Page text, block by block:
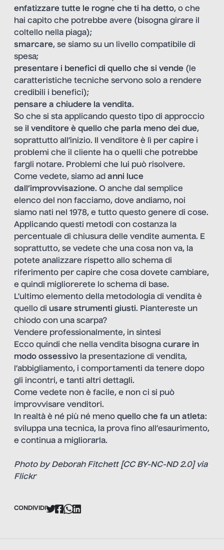
enfatizzare tutte le rogne che ti ha detto, o che
hai capito che potrebbe avere (bisogna girare il
coltello nella piaga);
smarcare, se siamo su un livello compatibile di
spesa;
presentare i benefici di quello che si vende (le
caratteristiche tecniche servono solo a rendere
credibili i benefici);
pensare a chiudere la vendita.
So che si sta applicando questo tipo di approccio
se il venditore è quello che parla meno dei due,
soprattutto all’inizio. Il venditore è lì per capire i
problemi che il cliente ha o quelli che potrebbe
fargli notare. Problemi che lui può risolvere.
Come vedete, siamo ad anni luce
dall’improvvisazione. O anche dal semplice
elenco del non facciamo, dove andiamo, noi
siamo nati nel 1978, e tutto questo genere di cose.
Applicando questi metodi con costanza la
percentuale di chiusura delle vendite aumenta. E
soprattutto, se vedete che una cosa non va, la
potete analizzare rispetto allo schema di
riferimento per capire che cosa dovete cambiare,
e quindi migliorerete lo schema di base.
L’ultimo elemento della metodologia di vendita è
quello di usare strumenti giusti. Piantereste un
chiodo con una scarpa?
Vendere professionalmente, in sintesi
Ecco quindi che nella vendita bisogna curare in
modo ossessivo la presentazione di vendita,
l’abbigliamento, i comportamenti da tenere dopo
gli incontri, e tanti altri dettagli.
Come vedete non è facile, e non ci si può
improvvisare venditori.
In realtà è né più né meno quello che fa un atleta:
sviluppa una tecnica, la prova fino all’esaurimento,
e continua a migliorarla.
Photo by Deborah Fitchett [CC BY-NC-ND 2.0] via
Flickr
CONDIVIDI